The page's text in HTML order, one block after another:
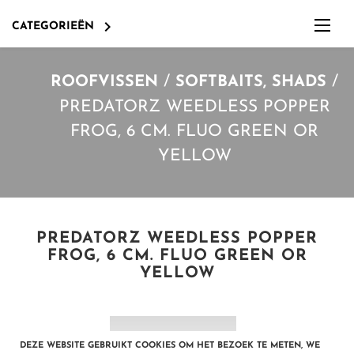
CATEGORIEËN 
OVERIG EN DIVERSEN
ROOFVISSEN / SOFTBAITS, SHADS /
PREDATORZ WEEDLESS POPPER
FROG, 6 CM. FLUO GREEN OR
YELLOW
PREDATORZ WEEDLESS POPPER
FROG, 6 CM. FLUO GREEN OR
YELLOW
DEZE WEBSITE GEBRUIKT COOKIES OM HET BEZOEK TE METEN, WE